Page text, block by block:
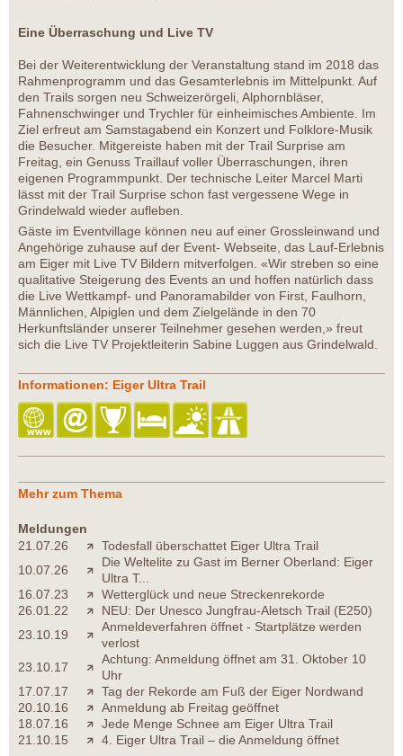
Eine Überraschung und Live TV
Bei der Weiterentwicklung der Veranstaltung stand im 2018 das
Rahmenprogramm und das Gesamterlebnis im Mittelpunkt. Auf
den Trails sorgen neu Schweizerörgeli, Alphornbläser,
Fahnenschwinger und Trychler für einheimisches Ambiente. Im
Ziel erfreut am Samstagabend ein Konzert und Folklore-Musik
die Besucher. Mitgereiste haben mit der Trail Surprise am
Freitag, ein Genuss Traillauf voller Überraschungen, ihren
eigenen Programmpunkt. Der technische Leiter Marcel Marti
lässt mit der Trail Surprise schon fast vergessene Wege in
Grindelwald wieder aufleben.
Gäste im Eventvillage können neu auf einer Grossleinwand und
Angehörige zuhause auf der Event- Webseite, das Lauf-Erlebnis
am Eiger mit Live TV Bildern mitverfolgen. «Wir streben so eine
qualitative Steigerung des Events an und hoffen natürlich dass
die Live Wettkampf- und Panoramabilder von First, Faulhorn,
Männlichen, Alpiglen und dem Zielgelände in den 70
Herkunftsländer unserer Teilnehmer gesehen werden,» freut
sich die Live TV Projektleiterin Sabine Luggen aus Grindelwald.
Informationen: Eiger Ultra Trail
Mehr zum Thema
Meldungen
21.07.26
Todesfall überschattet Eiger Ultra Trail
10.07.26
Die Weltelite zu Gast im Berner Oberland: Eiger
Ultra T...
16.07.23
Wetterglück und neue Streckenrekorde
26.01.22
NEU: Der Unesco Jungfrau-Aletsch Trail (E250)
23.10.19
Anmeldeverfahren öffnet - Startplätze werden
verlost
23.10.17
Achtung: Anmeldung öffnet am 31. Oktober 10
Uhr
17.07.17
Tag der Rekorde am Fuß der Eiger Nordwand
20.10.16
Anmeldung ab Freitag geöffnet
18.07.16
Jede Menge Schnee am Eiger Ultra Trail
21.10.15
4. Eiger Ultra Trail – die Anmeldung öffnet